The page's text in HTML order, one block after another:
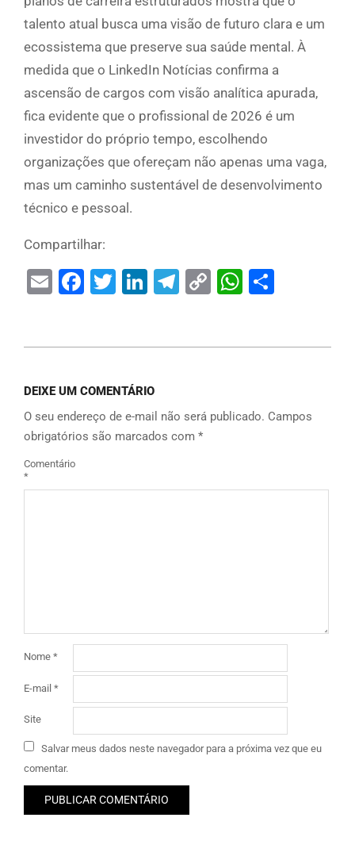
talento atual busca uma visão de futuro clara e um
ecossistema que preserve sua saúde mental. À
medida que o LinkedIn Notícias confirma a
ascensão de cargos com visão analítica apurada,
fica evidente que o profissional de 2026 é um
investidor do próprio tempo, escolhendo
organizações que ofereçam não apenas uma vaga,
mas um caminho sustentável de desenvolvimento
técnico e pessoal.
Compartilhar:
EmailFacebook
Twitter
LinkedIn
Telegram
Copy
DEIXE UM COMENTÁRIO
O seu endereço de e-mail não será publicado. Campos
obrigatórios são marcados com *
Comentário
*
Nome *
E-mail *
Site
Salvar meus dados neste navegador para a próxima vez que eu
comentar.